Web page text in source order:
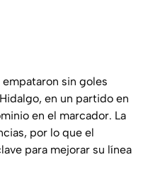
empataron sin goles
en un partido en
en el marcador. La
por lo que el
para mejorar su línea